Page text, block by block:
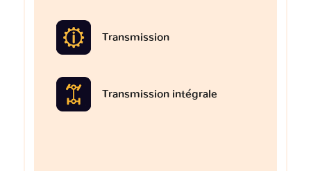
Transmission
Transmission intégrale